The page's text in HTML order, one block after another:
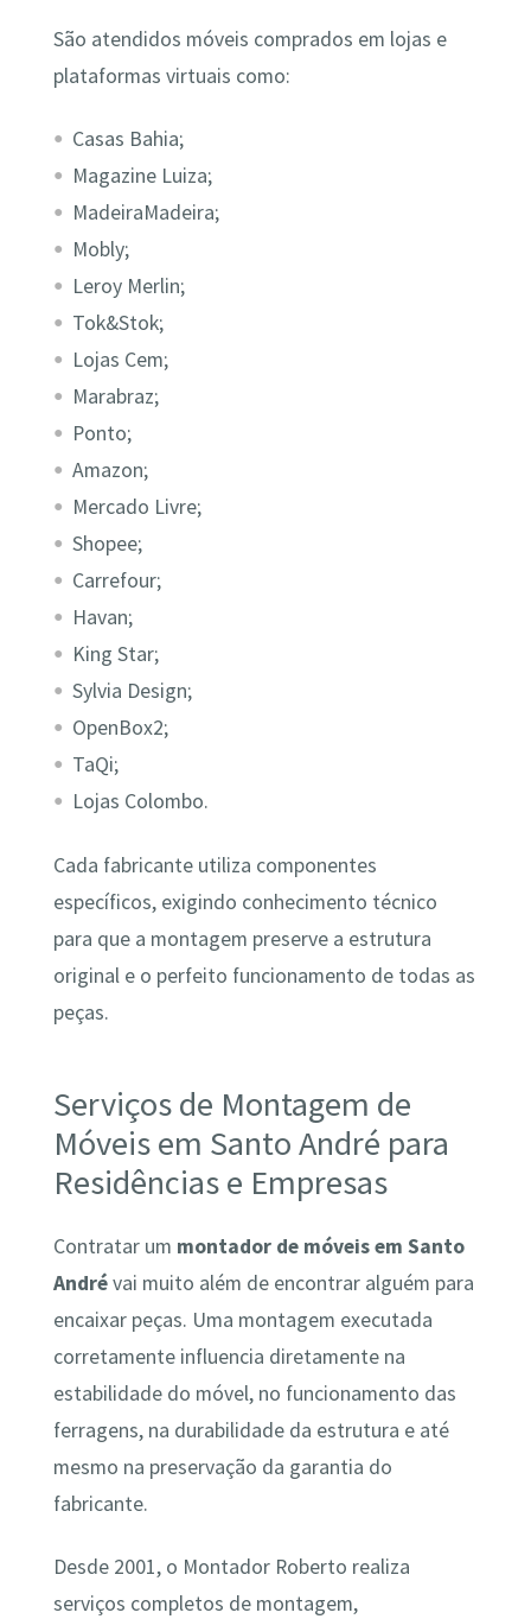
São atendidos móveis comprados em lojas e
plataformas virtuais como:
Casas Bahia;
Magazine Luiza;
MadeiraMadeira;
Mobly;
Leroy Merlin;
Tok&Stok;
Lojas Cem;
Marabraz;
Ponto;
Amazon;
Mercado Livre;
Shopee;
Carrefour;
Havan;
King Star;
Sylvia Design;
OpenBox2;
TaQi;
Lojas Colombo.
Cada fabricante utiliza componentes
específicos, exigindo conhecimento técnico
para que a montagem preserve a estrutura
original e o perfeito funcionamento de todas as
peças.
Serviços de Montagem de
Móveis em Santo André para
Residências e Empresas
Contratar um montador de móveis em Santo
Andrévai muito além de encontrar alguém para
encaixar peças. Uma montagem executada
corretamente influencia diretamente na
estabilidade do móvel, no funcionamento das
ferragens, na durabilidade da estrutura e até
mesmo na preservação da garantia do
fabricante.
Desde 2001, o Montador Roberto realiza
serviços completos de montagem,